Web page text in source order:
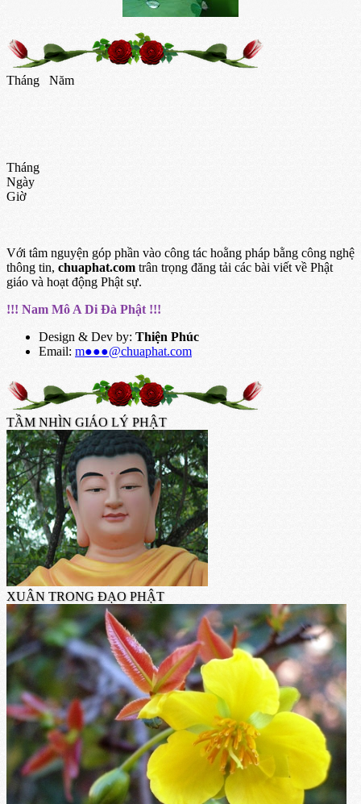
Tháng Năm
Tháng
Ngày
Giờ
Với tâm nguyện góp phần vào công tác hoằng pháp bằng công nghệ
thông tin, chuaphat.com trân trọng đăng tải các bài viết về Phật
giáo và hoạt động Phật sự.
!!! Nam Mô A Di Đà Phật !!!
Design & Dev by: Thiện Phúc
Email: m●●●@chuaphat.com
TẦM NHÌN GIÁO LÝ PHẬT
XUÂN TRONG ĐẠO PHẬT